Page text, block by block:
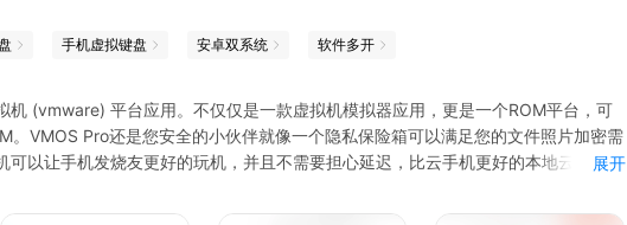
手机虚拟键盘 安卓双系统 软件多开
机 (vmware) 平台应用。不仅仅是一款虚拟机模拟器应用，更是一个ROM平台，可
。VMOS Pro还是您安全的小伙伴就像一个隐私保险箱可以满足您的文件照片加密需
可以让手机发烧友更好的玩机，并且不需要担心延迟，比云手机更好的本地云手机。
双开多开，甚至在手机锁屏了以后还可以做到息屏挂机。支持任意应用浮窗化，可
展开